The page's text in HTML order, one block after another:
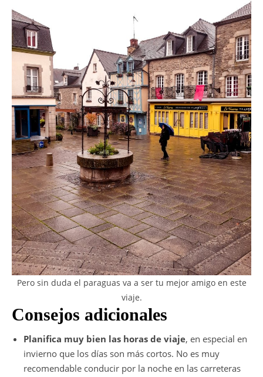
Pero sin duda el paraguas va a ser tu mejor amigo en este
viaje.
Consejos adicionales
Planifica muy bien las horas de viaje, en especial en
invierno que los días son más cortos. No es muy
recomendable conducir por la noche en las carreteras